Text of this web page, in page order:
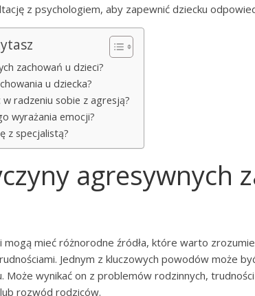
z psychologiem, aby zapewnić dziecku
zachowań u dzieci?
u dziecka?
radzeniu sobie z agresją?
wyrażania emocji?
z specjalistą?
agresywnych
mogą mieć różnorodne źródła, które warto
Jednym z kluczowych powodów może
Może wynikać on z problemów rodzinnych,
rozwód rodziców.